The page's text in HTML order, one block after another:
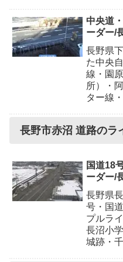
中央道
ーダー/
長野県
た中央
線・園
所）・
ター線
長野市赤沼 道路のラ
国道18
ーダー/
長野県
号・国
プルラ
長沼小
城跡・